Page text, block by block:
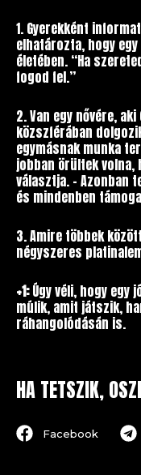
1. Gyerekként
elhatározta, hogy
életében. “Ha
fogod fel.”
2. Van egy nővére,
közszférában
egymásnak munka
jobban örültek volna,
választja. – Azonban
és mindenben
3. Amire többek
négyszeres
+1:Úgy véli, hogy egy
múlik, amit játszik,
ráhangolódásán is.
HA TETSZIK,
Facebook